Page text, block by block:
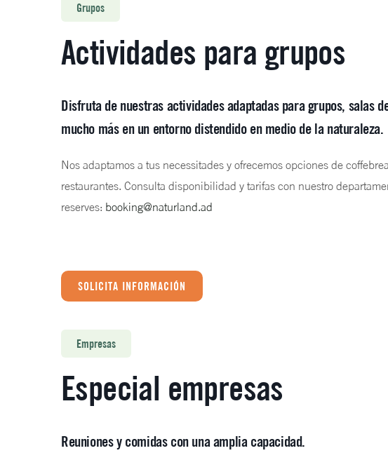
Grupos
Actividades para grupos
Disfruta de nuestras actividades adaptadas para grupos, salas
mucho más en un entorno distendido en medio de la naturaleza.
Nos adaptamos a tus necessitades y ofrecemos opciones de
restaurantes. Consulta disponibilidad y tarifas con nuestro
reserves: booking@naturland.ad
SOLICITA INFORMACIÓN
Empresas
Especial empresas
Reuniones y comidas con una amplia capacidad.